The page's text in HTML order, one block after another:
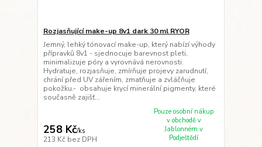
Rozjasňující make-up 8v1 dark 30 ml RYOR
Jemný, lehký tónovací make-up, který nabízí výhody
přípravků 8v1 - sjednocuje barevnost pleti,
minimalizuje póry a vyrovnává nerovnosti.
Hydratuje, rozjasňuje, zmírňuje projevy zarudnutí,
chrání před UV zářením, zmatňuje a zvláčňuje
pokožku.- obsahuje krycí minerální pigmenty, které
současně zajišť...
258 Kč/ks
213 Kč bez DPH
Pouze osobní nákup
v obchodě v
Jablonném v
Podještědí